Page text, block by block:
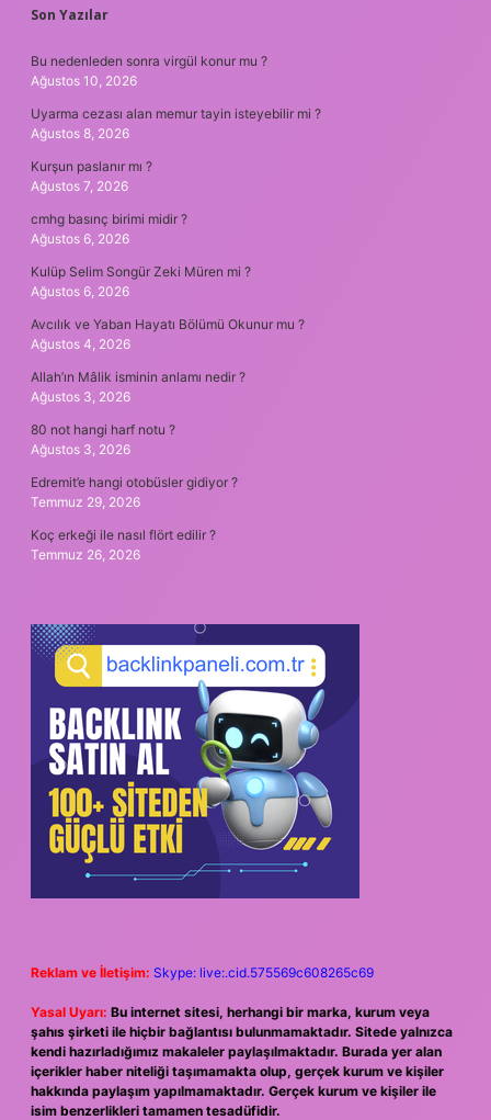
SIDEBAR
Son Yazılar
Bu nedenleden sonra virgül konur mu ?
Ağustos 10, 2026
Uyarma cezası alan memur tayin isteyebilir mi ?
Ağustos 8, 2026
Kurşun paslanır mı ?
Ağustos 7, 2026
cmhg basınç birimi midir ?
Ağustos 6, 2026
Kulüp Selim Songür Zeki Müren mi ?
Ağustos 6, 2026
Avcılık ve Yaban Hayatı Bölümü Okunur mu ?
Ağustos 4, 2026
Allah’ın Mâlik isminin anlamı nedir ?
Ağustos 3, 2026
80 not hangi harf notu ?
Ağustos 3, 2026
Edremit’e hangi otobüsler gidiyor ?
Temmuz 29, 2026
Koç erkeği ile nasıl flört edilir ?
Temmuz 26, 2026
Reklam ve İletişim: Skype: live:.cid.575569c608265c69
Yasal Uyarı: Bu internet sitesi, herhangi bir marka, kurum veya
şahıs şirketi ile hiçbir bağlantısı bulunmamaktadır. Sitede yalnızca
kendi hazırladığımız makaleler paylaşılmaktadır. Burada yer alan
içerikler haber niteliği taşımamakta olup, gerçek kurum ve kişiler
hakkında paylaşım yapılmamaktadır. Gerçek kurum ve kişiler ile
isim benzerlikleri tamamen tesadüfidir.